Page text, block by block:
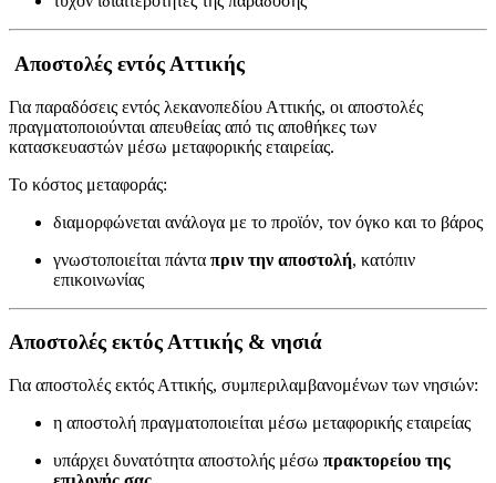
Αποστολές εντός Αττικής
Για παραδόσεις εντός λεκανοπεδίου Αττικής, οι αποστολές
πραγματοποιούνται απευθείας από τις αποθήκες των
κατασκευαστών μέσω μεταφορικής εταιρείας.
Το κόστος μεταφοράς:
διαμορφώνεται ανάλογα με το προϊόν, τον όγκο και το βάρος
γνωστοποιείται πάντα πριν την αποστολή, κατόπιν
επικοινωνίας
Αποστολές εκτός Αττικής & νησιά
Για αποστολές εκτός Αττικής, συμπεριλαμβανομένων των νησιών:
η αποστολή πραγματοποιείται μέσω μεταφορικής εταιρείας
υπάρχει δυνατότητα αποστολής μέσω πρακτορείου της